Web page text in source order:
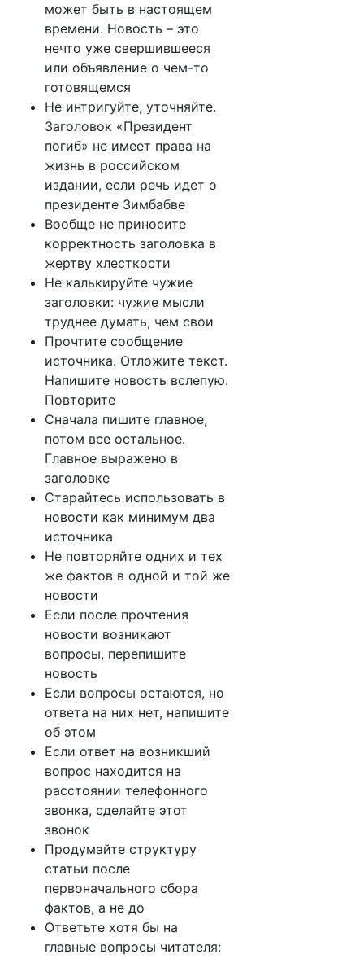
может быть в настоящем
времени. Новость – это
нечто уже свершившееся
или объявление о чем-то
готовящемся
Не интригуйте, уточняйте.
Заголовок «Президент
погиб» не имеет права на
жизнь в российском
издании, если речь идет о
президенте Зимбабве
Вообще не приносите
корректность заголовка в
жертву хлесткости
Не калькируйте чужие
заголовки: чужие мысли
труднее думать, чем свои
Прочтите сообщение
источника. Отложите текст.
Напишите новость вслепую.
Повторите
Сначала пишите главное,
потом все остальное.
Главное выражено в
заголовке
Старайтесь использовать в
новости как минимум два
источника
Не повторяйте одних и тех
же фактов в одной и той же
новости
Если после прочтения
новости возникают
вопросы, перепишите
новость
Если вопросы остаются, но
ответа на них нет, напишите
об этом
Если ответ на возникший
вопрос находится на
расстоянии телефонного
звонка, сделайте этот
звонок
Продумайте структуру
статьи после
первоначального сбора
фактов, а не до
Ответьте хотя бы на
главные вопросы читателя: